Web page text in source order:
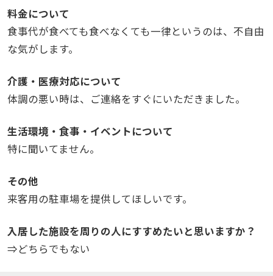
料金について
食事代が食べても食べなくても一律というのは、不自由
な気がします。
介護・医療対応について
体調の悪い時は、ご連絡をすぐにいただきました。
生活環境・食事・イベントについて
特に聞いてません。
その他
来客用の駐車場を提供してほしいです。
入居した施設を周りの人にすすめたいと思いますか？
⇒どちらでもない